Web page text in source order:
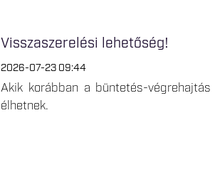
Visszaszerelési lehetőség!
2026-07-23 09:44
Akik korábban a büntetés-
élhetnek.